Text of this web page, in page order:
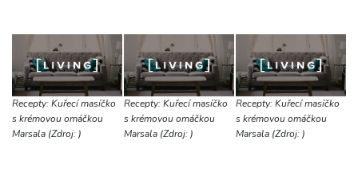
Recepty: Kuřecí masíčko
s krémovou omáčkou
Marsala (Zdroj: )
Recepty: Kuřecí masíčko
s krémovou omáčkou
Marsala (Zdroj: )
Recepty: Kuřecí masíčko
s krémovou omáčkou
Marsala (Zdroj: )